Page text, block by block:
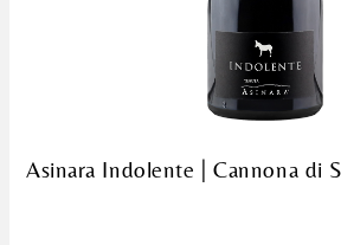
Asinara Indolente | Cannona di